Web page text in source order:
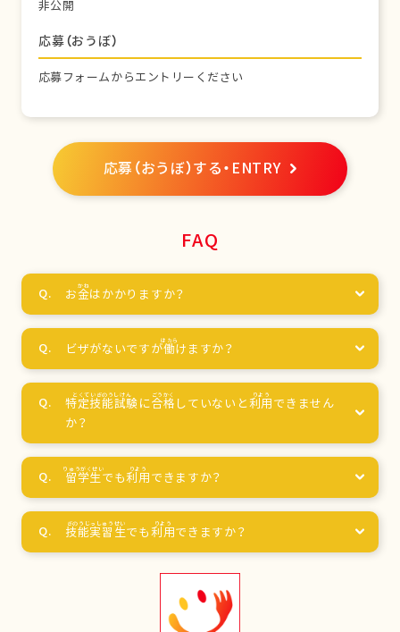
非公開
応募（おうぼ）
応募フォームからエントリーください
応募（おうぼ）する・ENTRY
FAQ
お金はかかりますか？
ビザがないですが働けますか？
特定技能試験に合格 していないと利用 できません
か？
留学生でも利用 できますか？
技能実習生でも利用できますか？